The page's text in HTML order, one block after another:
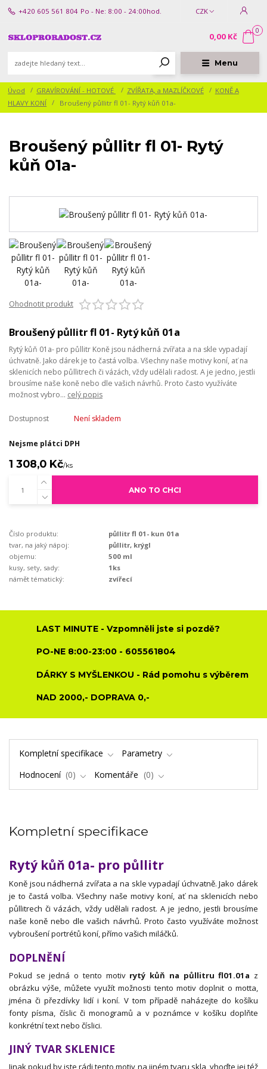
Menu
CZK
+420 605 561 804 Po - Ne: 8:00 - 24:00hod.
0
0,00 Kč
Úvod GRAVÍROVÁNÍ - HOTOVÉ ZVÍŘATA, a MAZLÍČKOVÉ
KONĚ A
HLAVY KONÍ
Broušený půllitr fl 01- Rytý kůň 01a-
Broušený půllitr fl 01- Rytý
kůň 01a-
Ohodnotit produkt
Broušený půllitr fl 01- Rytý kůň 01a
Rytý kůň 01a- pro půllitr Koně jsou nádherná zvířata a na skle vypadají
úchvatně. Jako dárek je to častá volba. Všechny naše motivy koní, ať na
sklenicích nebo půllitrech či vázách, vždy udělali radost. A je jedno, jestli
brousíme naše koně nebo dle vašich návrhů. Proto často využíváte
možnost vybro... celý popis
Dostupnost Není skladem
Nejsme plátci DPH
1 308,0 Kč/ks
ANO TO CHCI
Číslo produktu:
půllitr fl 01- kun 01a
tvar, na jaký nápoj:
půllitr, krýgl
objemu:
500 ml
kusy, sety, sady:
1ks
námět tématický:
zvířecí
LAST MINUTE - Vzpomněli jste si pozdě?
PO-NE 8:00-23:00 - 605561804
DÁRKY S MYŠLENKOU - Rád pomohu s výběrem
NAD 2000,- DOPRAVA 0,-
Kompletní specifikace
Parametry
Hodnocení
0 Komentáře 0
Kompletní specifikace
Rytý kůň 01a- pro půllitr
Koně jsou nádherná zvířata a na skle vypadají úchvatně. Jako dárek
je to častá volba. Všechny naše motivy koní, ať na sklenicích nebo
půllitrech či vázách, vždy udělali radost. A je jedno, jestli brousíme
naše koně nebo dle vašich návrhů. Proto často využíváte možnost
vybroušení portrétů koní, přímo vašich miláčků.
DOPLNĚNÍ
Pokud se jedná o tento motiv rytý kůň na půllitru fl01.01a z
obrázku výše, můžete využít možnosti tento motiv doplnit o motta,
jména či přezdívky lidí i koní. V tom případě naházejte do košíku
fonty písma, číslic či monogramů a v poznámce v košíku doplňte
konkrétní text nebo číslici.
JINÝ TVAR SKLENICE
Jinak pokud by jste rádi tento motiv na jiném tvaru skla, vhoďte jej též